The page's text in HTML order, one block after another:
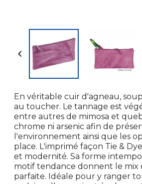

En véritable cuir d'agneau,
au toucher. Le tannage est
entre autres de mimosa et
chrome ni arsenic afin de
l'environnement ainsi que les
place. L'imprimé façon Tie &
et modernité. Sa forme
motif tendance donnent le mix
parfaite. Idéale pour y ranger